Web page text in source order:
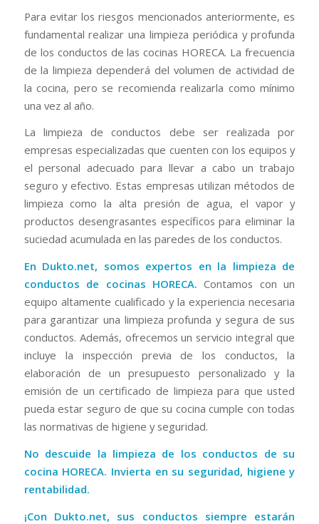
Para evitar los riesgos mencionados anteriormente, es
fundamental realizar una limpieza periódica y profunda
de los conductos de las cocinas HORECA. La frecuencia
de la limpieza dependerá del volumen de actividad de
la cocina, pero se recomienda realizarla como mínimo
una vez al año.
La limpieza de conductos debe ser realizada por
empresas especializadas que cuenten con los equipos y
el personal adecuado para llevar a cabo un trabajo
seguro y efectivo. Estas empresas utilizan métodos de
limpieza como la alta presión de agua, el vapor y
productos desengrasantes específicos para eliminar la
suciedad acumulada en las paredes de los conductos.
En Dukto.net, somos expertos en la limpieza de
conductos de cocinas HORECA. Contamos con un
equipo altamente cualificado y la experiencia necesaria
para garantizar una limpieza profunda y segura de sus
conductos. Además, ofrecemos un servicio integral que
incluye la inspección previa de los conductos, la
elaboración de un presupuesto personalizado y la
emisión de un certificado de limpieza para que usted
pueda estar seguro de que su cocina cumple con todas
las normativas de higiene y seguridad.
No descuide la limpieza de los conductos de su
cocina HORECA. Invierta en su seguridad, higiene y
rentabilidad.
¡Con Dukto.net, sus conductos siempre estarán